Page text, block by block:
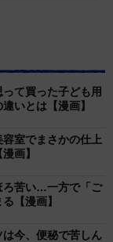
2/9
ぱさん提供）
ら剃っていき
がることなく
って買った子ども用
いとは【漫画】
容室でまさかの仕上
画】
ろ苦い…一方で「ご
【漫画】
今、便秘で苦しん